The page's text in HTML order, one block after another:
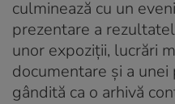
culminează cu un
prezentare a
unor expoziții, lucrări
documentare și a
gândită ca o arhivă